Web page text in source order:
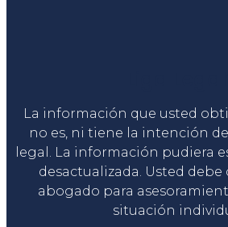
La información que usted
no es, ni tiene la intención
legal. La información pudiera
desactualizada. Usted
abogado para
situación